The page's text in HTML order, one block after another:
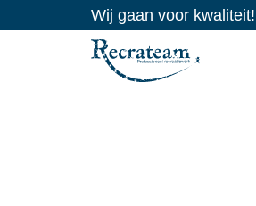
Wij gaan voor kwaliteit!